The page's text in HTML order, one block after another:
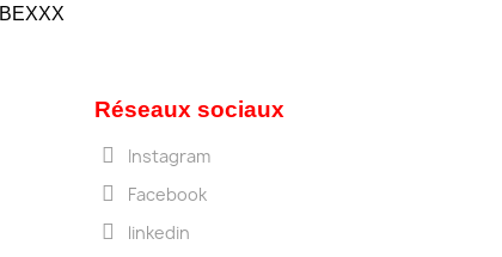
Réseaux sociaux
Instagram
Facebook
linkedin